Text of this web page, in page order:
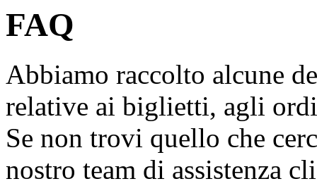
FAQ
Abbiamo raccolto alcune
relative ai biglietti, agli
Se non trovi quello che
nostro team di assistenza